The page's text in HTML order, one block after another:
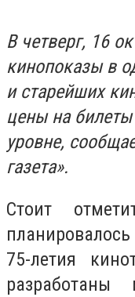
В четверг, 16
кинопоказы в
и старейших
цены на
уровне,
газета».
Стоит
75-летия